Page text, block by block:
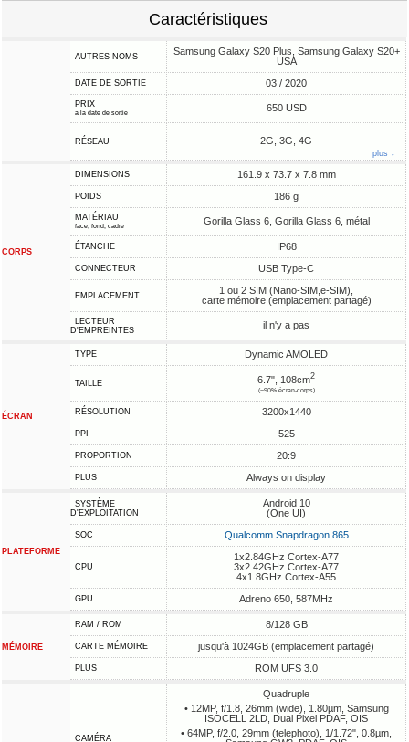
Caractéristiques
AUTRES NOMS
Samsung Galaxy S20 Plus, Samsung Galaxy S20+
USA
DATE DE SORTIE 03 / 2020
PRIX
à la date de sortie 650 USD
RÉSEAU 2G, 3G, 4G
plus ↓
CORPS
DIMENSIONS 161.9 x 73.7 x 7.8 mm
POIDS 186 g
MATÉRIAU
face, fond, cadre Gorilla Glass 6, Gorilla Glass 6, métal
ÉTANCHE IP68
CONNECTEUR USB Type-C
EMPLACEMENT
1 ou 2 SIM (Nano-SIM,e-SIM),
carte mémoire (emplacement partagé)
LECTEUR
D'EMPREINTES
il n'y a pas
ÉCRAN
TYPE Dynamic AMOLED
TAILLE 6.7", 108cm2
(~90% écran-corps)
RÉSOLUTION 3200x1440
PPI 525
PROPORTION 20:9
PLUS Always on display
PLATEFORME
SYSTÈME
D'EXPLOITATION
Android 10
(One UI)
SOC Qualcomm Snapdragon 865
CPU
1x2.84GHz Cortex-A77
3x2.42GHz Cortex-A77
4x1.8GHz Cortex-A55
GPU Adreno 650, 587MHz
MÉMOIRE
RAM / ROM 8/128 GB
CARTE MÉMOIRE jusqu'à 1024GB (emplacement partagé)
PLUS ROM UFS 3.0
CAMÉRA
Quadruple
• 12MP, f/1.8, 26mm (wide), 1.80µm, Samsung
ISOCELL 2LD, Dual Pixel PDAF, OIS
• 64MP, f/2.0, 29mm (telephoto), 1/1.72", 0.8µm,